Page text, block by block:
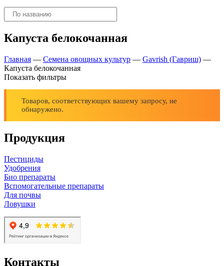
Поиск
товаров
Капуста белокочанная
Главная — Семена овощных культур — Gavrish (Гавриш) —
Капуста белокочанная
Показать фильтры
Товаров, соответствующих вашему запросу, не
обнаружено.
Продукция
Пестициды
Удобрения
Био препараты
Вспомогательные препараты
Для почвы
Ловушки
Контакты